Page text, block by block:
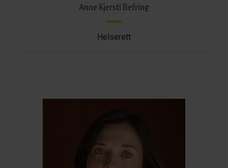
Anne Kjersti Befring
Helserett